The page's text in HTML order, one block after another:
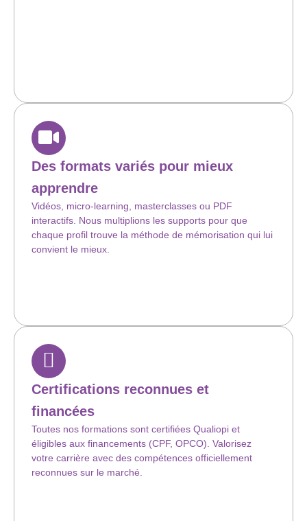
Des formats variés pour mieux
apprendre
Vidéos, micro-learning, masterclasses ou PDF
interactifs. Nous multiplions les supports pour que
chaque profil trouve la méthode de mémorisation qui lui
convient le mieux.
Certifications reconnues et
financées
Toutes nos formations sont certifiées Qualiopi et
éligibles aux financements (CPF, OPCO). Valorisez
votre carrière avec des compétences officiellement
reconnues sur le marché.